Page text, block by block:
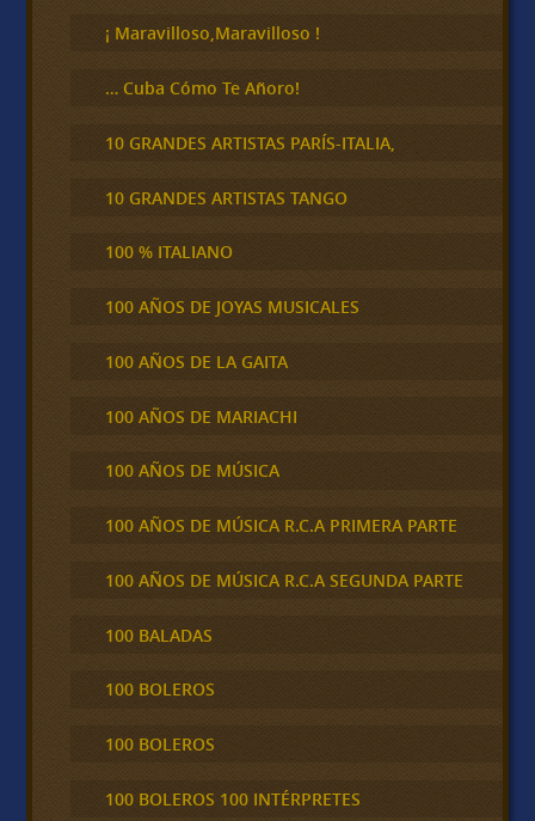
¡ Maravilloso,Maravilloso !
… Cuba Cómo Te Añoro!
10 GRANDES ARTISTAS PARÍS-ITALIA,
10 GRANDES ARTISTAS TANGO
100 % ITALIANO
100 AÑOS DE JOYAS MUSICALES
100 AÑOS DE LA GAITA
100 AÑOS DE MARIACHI
100 AÑOS DE MÚSICA
100 AÑOS DE MÚSICA R.C.A PRIMERA PARTE
100 AÑOS DE MÚSICA R.C.A SEGUNDA PARTE
100 BALADAS
100 BOLEROS
100 BOLEROS
100 BOLEROS 100 INTÉRPRETES